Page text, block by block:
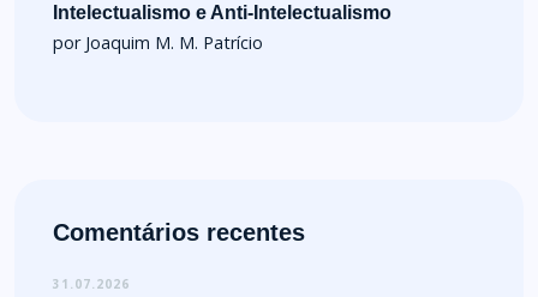
Intelectualismo e Anti-Intelectualismo
por Joaquim M. M. Patrício
Comentários recentes
31.07.2026